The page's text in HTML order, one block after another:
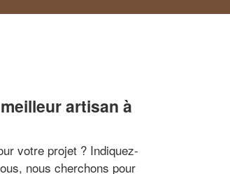
artisan à
votre projet ? Indiquez-
nous cherchons pour